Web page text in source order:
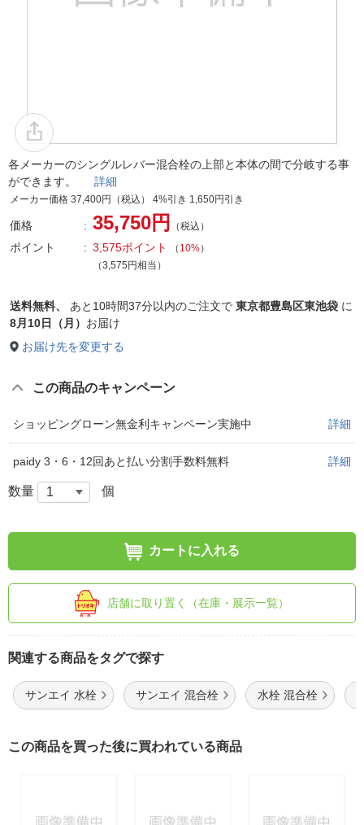
各メーカーのシングルレバー混合栓の上部と本体の間で分岐する事
ができます。 詳細
メーカー価格 37,400円（税込） 4%引き 1,650円引き
価格 35,750円 （税込）
ポイント 3,575ポイント （ 10%）
（3,575円相当）
送料無料、 あと 10時間37分以内のご注文で 東京都豊島区東池袋 に
8月10日（月） お届け
お届け先を変更する
この商品のキャンペーン
ショッピングローン無金利キャンペーン実施中 詳細
paidy 3・6・12回あと払い分割手数料無料 詳細
数量 個
カートに入れる
店舗に取り置く（在庫・展示一覧）
関連する商品をタグで探す
サンエイ 水栓 サンエイ 混合栓 水栓 混合栓
この商品を買った後に買われている商品